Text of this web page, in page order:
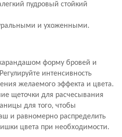
пудровый стойкий
и ухоженными.
форму бровей и
интенсивность
желаемого эффекта и цвета.
щеточки для расчесывания
для того, чтобы
и равномерно распределить
цвета при необходимости.